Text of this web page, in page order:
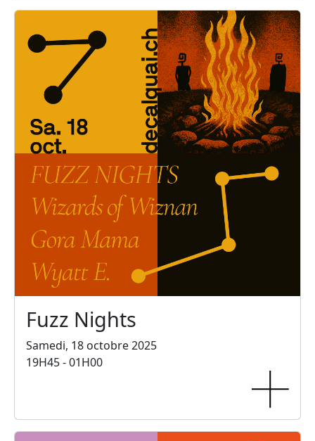
Fuzz Nights
Samedi, 18 octobre 2025
19H45 - 01H00